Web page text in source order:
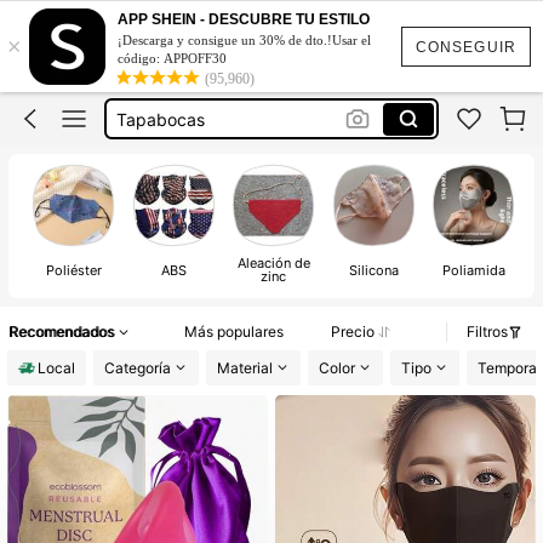
CONSEGUIR
×
APP SHEIN - DESCUBRE TU ESTILO
¡Descarga y consigue un 30% de dto.!Usar el
código: APPOFF30
(95,960)
Cubrebocas
Mascarillas Para La Cara
Tapabocas
Disco Menstrual
Mascarillas Desechables
Cubrebocas
Poliéster ABS Aleación de
zinc Silicona Poliamida
Recomendados Más populares Precio
Filtros
Local
Categoría Material Color Tipo